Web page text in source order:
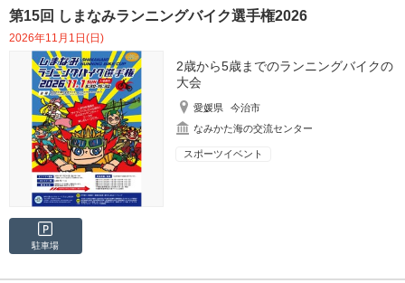
第15回 しまなみランニングバイク選手権2026
2026年11月1日(日)
2歳から5歳までのランニングバイクの
大会
愛媛県
今治市
なみかた海の交流センター
スポーツイベント
駐車場